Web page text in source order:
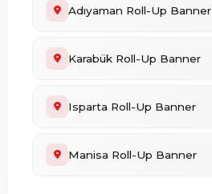
Adıyaman Roll-Up Banner
Karabük Roll-Up Banner
Isparta Roll-Up Banner
Manisa Roll-Up Banner